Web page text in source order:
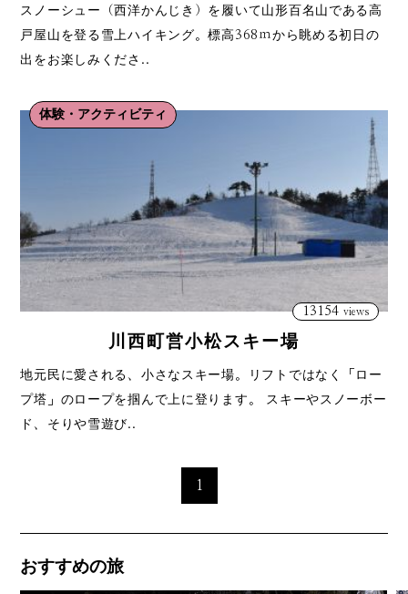
スノーシュー（西洋かんじき）を履いて山形百名山である高
戸屋山を登る雪上ハイキング。標高368ｍから眺める初日の
出をお楽しみくださ..
体験・アクティビティ
13154 views
川西町営小松スキー場
地元民に愛される、小さなスキー場。リフトではなく「ロー
プ塔」のロープを掴んで上に登ります。 スキーやスノーボー
ド、そりや雪遊び..
1
おすすめの旅